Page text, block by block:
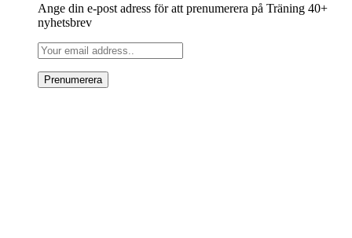
Ange din e-post adress för att prenumerera på Träning 40+
nyhetsbrev